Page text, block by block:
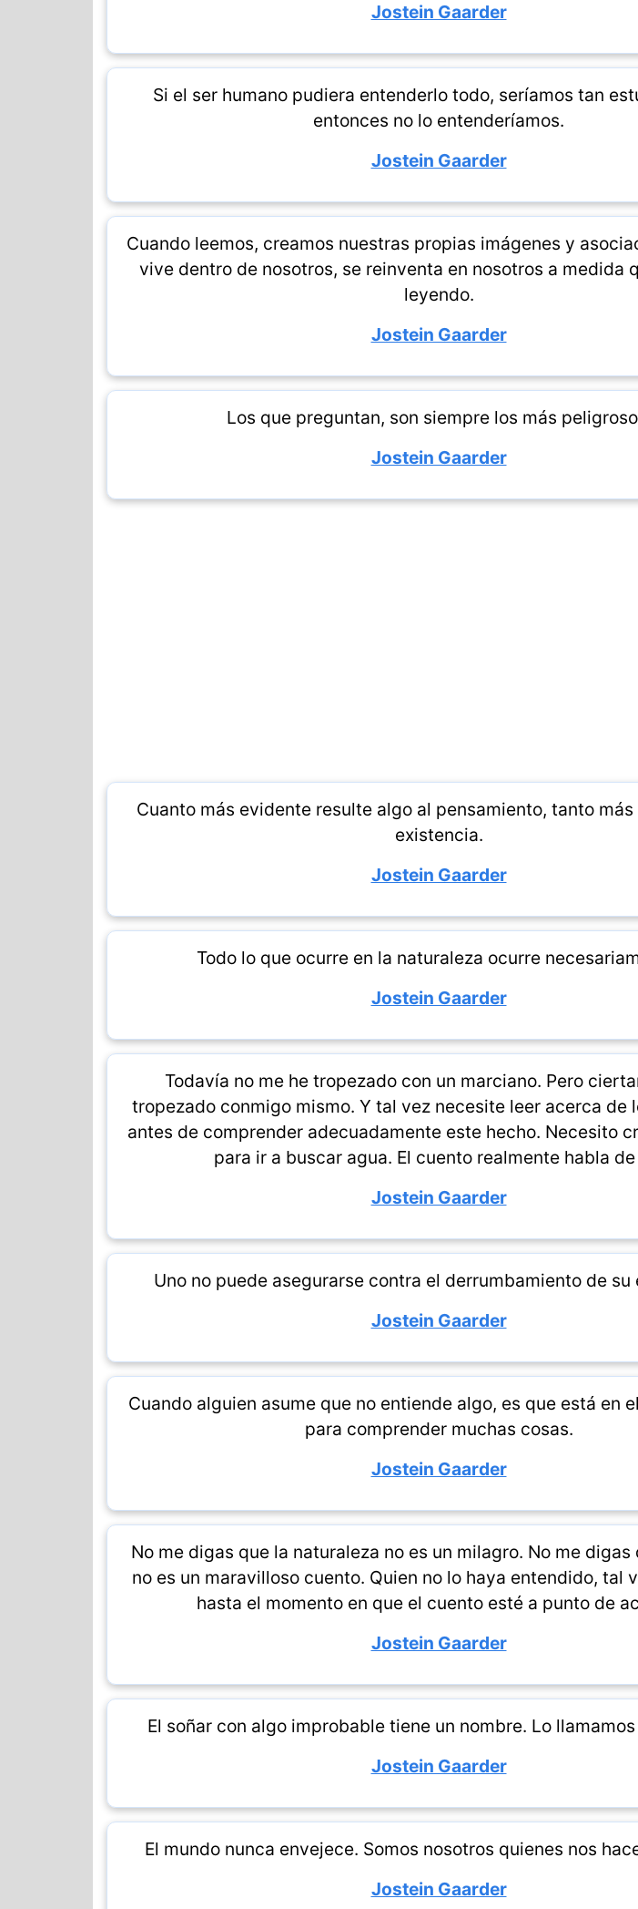
Jostein Gaarder
Si el ser humano pudiera entenderlo todo, seríamos tan
entonces no lo entenderíamos.
Jostein Gaarder
Cuando leemos, creamos nuestras propias imágenes y
vive dentro de nosotros, se reinventa en nosotros a medida
leyendo.
Jostein Gaarder
Los que preguntan, son siempre los más
Jostein Gaarder
Cuanto más evidente resulte algo al pensamiento, tanto más
existencia.
Jostein Gaarder
Todo lo que ocurre en la naturaleza ocurre
Jostein Gaarder
Todavía no me he tropezado con un marciano. Pero
tropezado conmigo mismo. Y tal vez necesite leer acerca de
antes de comprender adecuadamente este hecho. Necesito
para ir a buscar agua. El cuento realmente habla
Jostein Gaarder
Uno no puede asegurarse contra el derrumbamiento de su
Jostein Gaarder
Cuando alguien asume que no entiende algo, es que está en
para comprender muchas cosas.
Jostein Gaarder
No me digas que la naturaleza no es un milagro. No me digas
no es un maravilloso cuento. Quien no lo haya entendido, tal
hasta el momento en que el cuento esté a punto de
Jostein Gaarder
El soñar con algo improbable tiene un nombre. Lo
Jostein Gaarder
El mundo nunca envejece. Somos nosotros quienes nos
Jostein Gaarder